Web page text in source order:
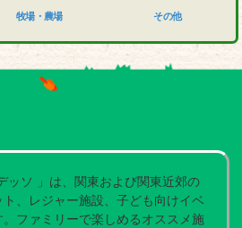
牧場・農場 その他
ッソ 」は、関東および関東近郊の
、レジャー施設、子ども向けイベ
ファミリーで楽しめるオススメ施